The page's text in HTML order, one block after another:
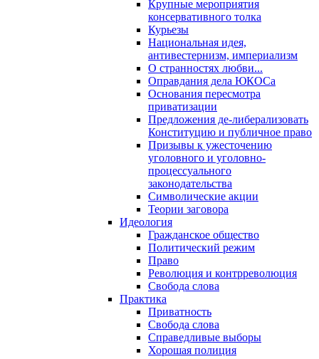
Крупные мероприятия
консервативного толка
Курьезы
Национальная идея,
антивестернизм, империализм
О странностях любви...
Оправдания дела ЮКОСа
Основания пересмотра
приватизации
Предложения де-либерализовать
Конституцию и публичное право
Призывы к ужесточению
уголовного и уголовно-
процессуального
законодательства
Символические акции
Теории заговора
Идеология
Гражданское общество
Политический режим
Право
Революция и контрреволюция
Свобода слова
Практика
Приватность
Свобода слова
Справедливые выборы
Хорошая полиция